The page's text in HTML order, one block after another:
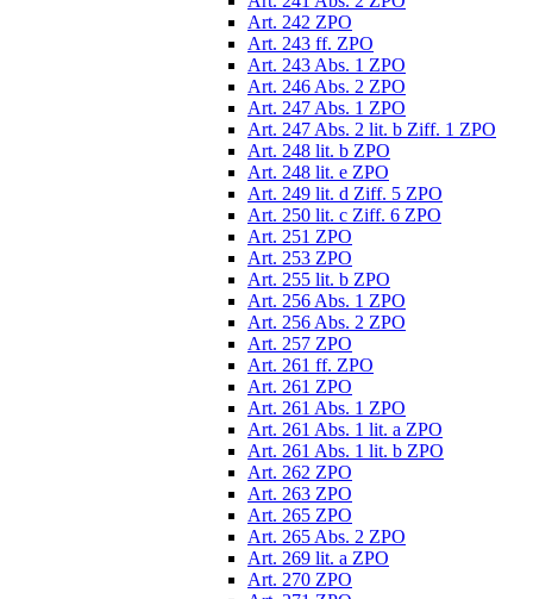
Art. 242 ZPO
Art. 243 ff. ZPO
Art. 243 Abs. 1 ZPO
Art. 246 Abs. 2 ZPO
Art. 247 Abs. 1 ZPO
Art. 247 Abs. 2 lit. b Ziff. 1 ZPO
Art. 248 lit. b ZPO
Art. 248 lit. e ZPO
Art. 249 lit. d Ziff. 5 ZPO
Art. 250 lit. c Ziff. 6 ZPO
Art. 251 ZPO
Art. 253 ZPO
Art. 255 lit. b ZPO
Art. 256 Abs. 1 ZPO
Art. 256 Abs. 2 ZPO
Art. 257 ZPO
Art. 261 ff. ZPO
Art. 261 ZPO
Art. 261 Abs. 1 ZPO
Art. 261 Abs. 1 lit. a ZPO
Art. 261 Abs. 1 lit. b ZPO
Art. 262 ZPO
Art. 263 ZPO
Art. 265 ZPO
Art. 265 Abs. 2 ZPO
Art. 269 lit. a ZPO
Art. 270 ZPO